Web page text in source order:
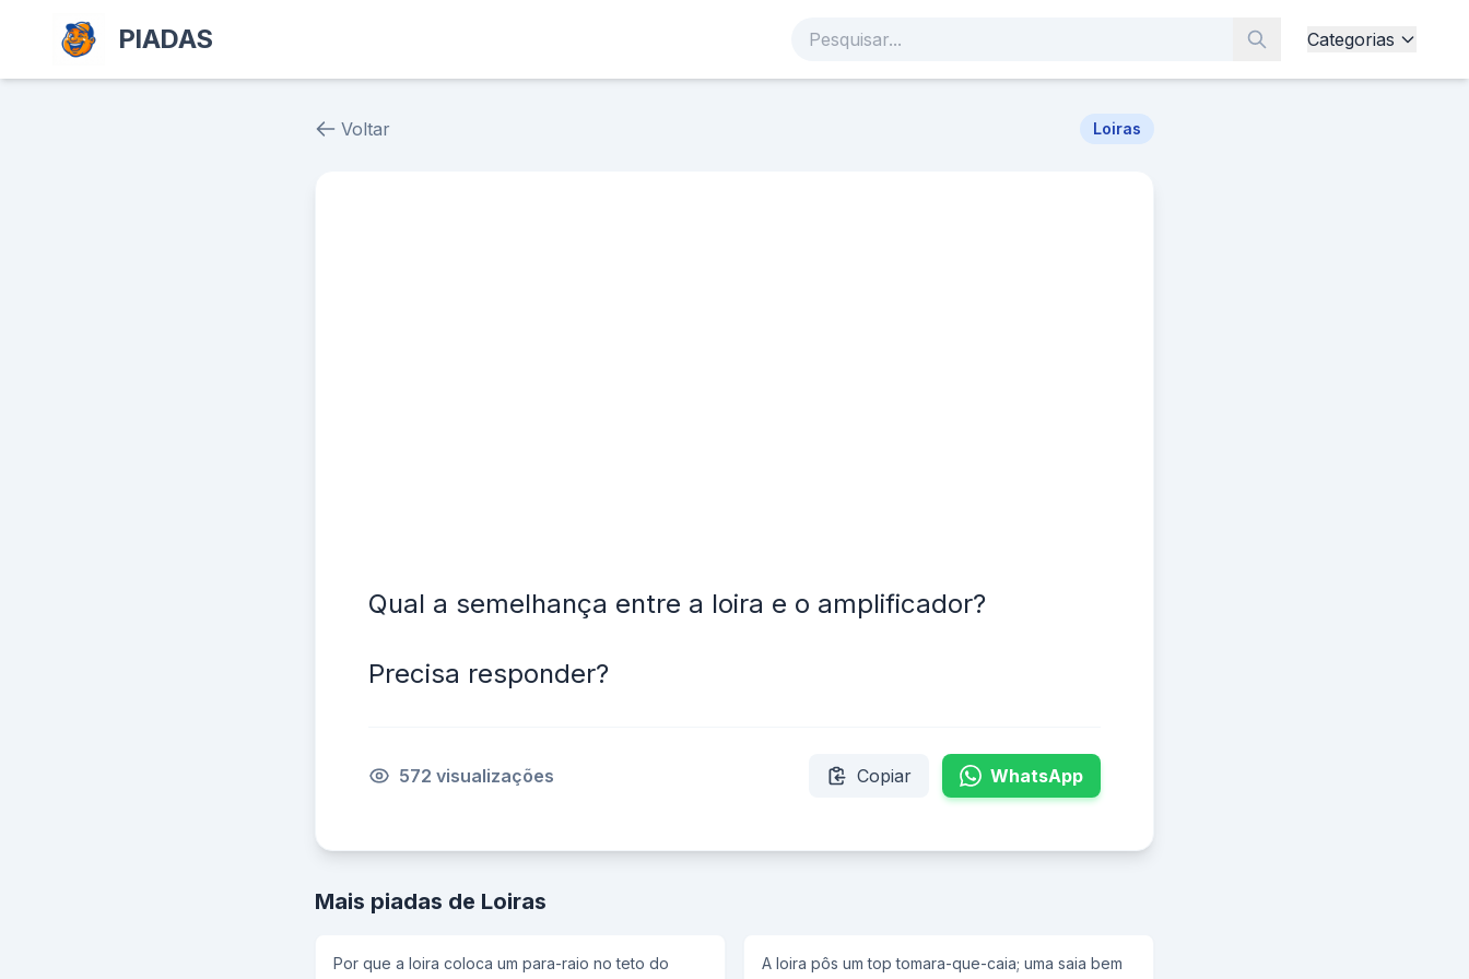
PIADAS Categorias
Voltar Loiras
Qual a semelhança entre a loira e o amplificador?
Precisa responder?
572 visualizações Copiar WhatsApp
Mais piadas de Loiras
Por que a loira coloca um para-raio no teto do
A loira pôs um top tomara-que-caia; uma saia bem